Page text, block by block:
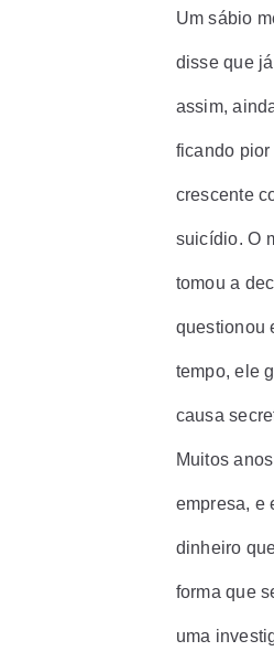
Um sábio
disse que
assim,
ficando
crescente
suicídio. O
tomou a
questionou
tempo, ele
causa
Muitos
empresa, e
dinheiro
forma que
uma